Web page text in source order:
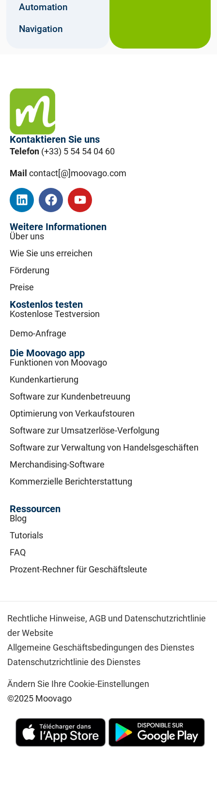
Automation
Navigation
Kontaktieren Sie uns
Telefon (+33) 5 54 54 04 60
Mail contact[@]moovago.com
Weitere Informationen
Über uns
Wie Sie uns erreichen
Förderung
Preise
Kostenlos testen
Kostenlose Testversion
Demo-Anfrage
Die Moovago app
Funktionen von Moovago
Kundenkartierung
Software zur Kundenbetreuung
Optimierung von Verkaufstouren
Software zur Umsatzerlöse-Verfolgung
Software zur Verwaltung von Handelsgeschäften
Merchandising-Software
Kommerzielle Berichterstattung
Ressourcen
Blog
Tutorials
FAQ
Prozent-Rechner für Geschäftsleute
Rechtliche Hinweise, AGB und Datenschutzrichtlinie
der Website
Allgemeine Geschäftsbedingungen des Dienstes
Datenschutzrichtlinie des Dienstes
Ändern Sie Ihre Cookie-Einstellungen
©2025 Moovago